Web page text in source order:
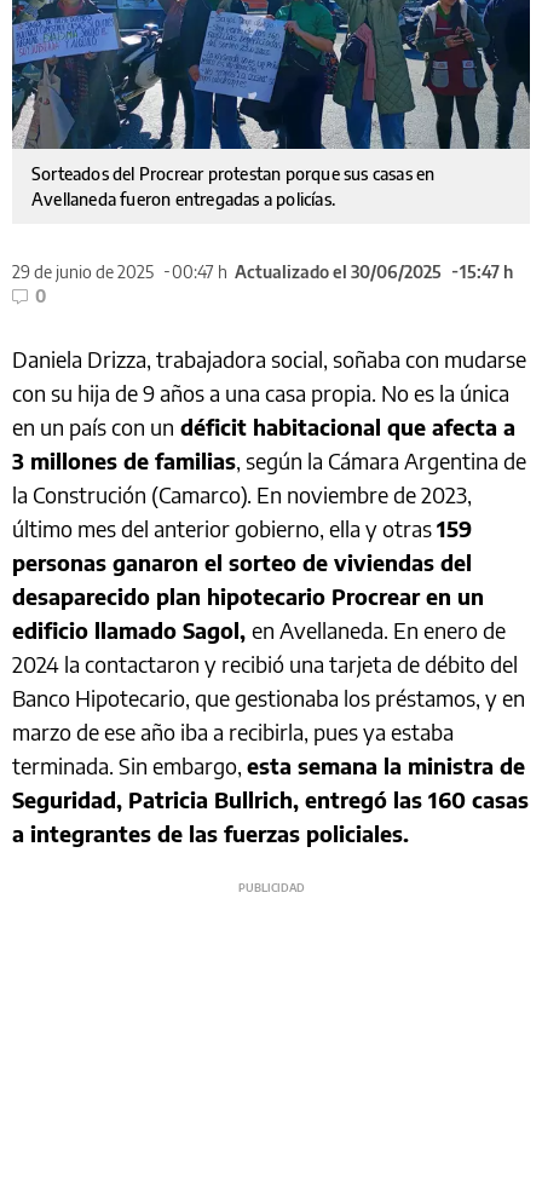
Sorteados del Procrear protestan porque sus casas en
Avellaneda fueron entregadas a policías.
29 de junio de 2025 00:47 h Actualizado el 30/06/2025
15:47 h
0
Daniela Drizza, trabajadora social, soñaba con mudarse
con su hija de 9 años a una casa propia. No es la única
en un país con un déficit habitacional que afecta a
3 millones de familias, según la Cámara Argentina de
la Construción (Camarco). En noviembre de 2023,
último mes del anterior gobierno, ella y otras159
personas ganaron el sorteo de viviendas del
desaparecido plan hipotecario Procrear en un
edificio llamado Sagol, en Avellaneda. En enero de
2024 la contactaron y recibió una tarjeta de débito del
Banco Hipotecario, que gestionaba los préstamos, y en
marzo de ese año iba a recibirla, pues ya estaba
terminada. Sin embargo, esta semana la ministra de
Seguridad, Patricia Bullrich, entregó las 160 casas
a integrantes de las fuerzas policiales.